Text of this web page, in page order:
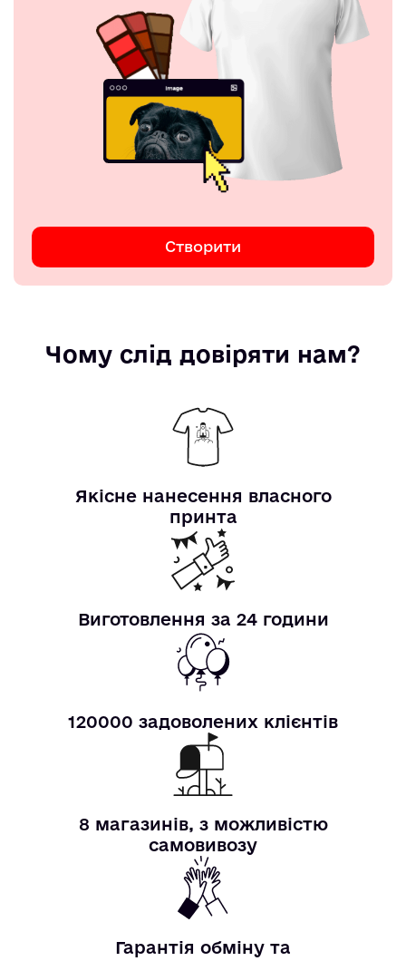
Створити
Чому слід довіряти нам?
Якісне нанесення власного
принта
Виготовлення за 24 години
120000 задоволених клієнтів
8 магазинів, з можливістю
самовивозу
Гарантія обміну та